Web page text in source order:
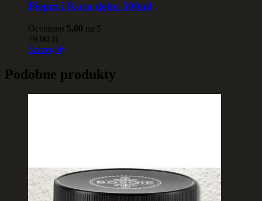
Pieprz i Kora dębu 500ml
Oceniono 5.00 na 5
79,00 zł
Szczegóły
Podobne produkty